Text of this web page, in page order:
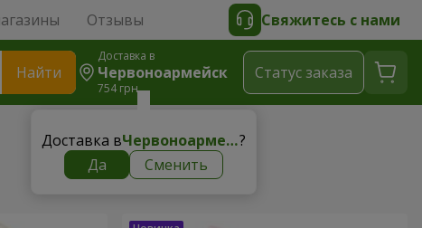
Отзывы Свяжитесь с нами
Найти
Доставка в
Червоноармейск
754 грн
Доставка в Червоноармейск?
Да
Сменить
Cтатус заказа